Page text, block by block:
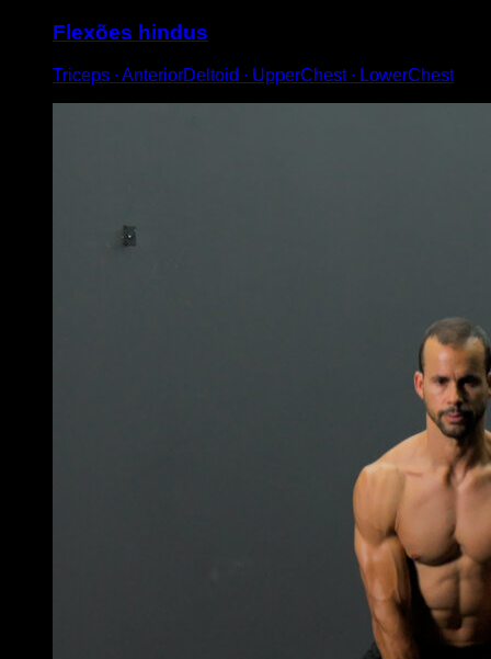
Flexões hindus
Triceps ∙ AnteriorDeltoid ∙ UpperChest ∙ LowerChest